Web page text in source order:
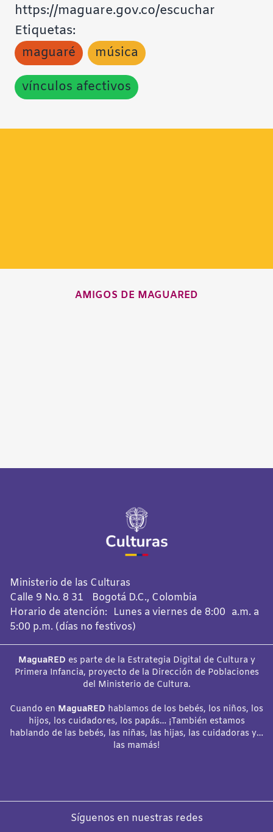
https://maguare.gov.co/escuchar
Etiquetas:
maguaré
música
vínculos afectivos
AMIGOS DE MAGUARED
Ministerio de las Culturas
Calle 9 No. 8 31 Bogotá D.C., Colombia
Horario de atención: Lunes a viernes de 8:00 a.m. a
5:00 p.m. (días no festivos)
MaguaRED es parte de la Estrategia Digital de Cultura y
Primera Infancia, proyecto de la Dirección de Poblaciones
del Ministerio de Cultura.
Cuando en MaguaRED hablamos de los bebés, los niños, los
hijos, los cuidadores, los papás… ¡También estamos
hablando de las bebés, las niñas, las hijas, las cuidadoras y…
las mamás!
Síguenos en nuestras redes